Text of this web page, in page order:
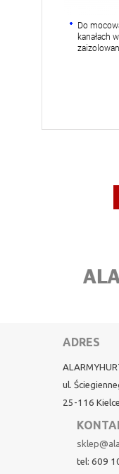
Do
kanałach
ADRES
ul.
25-116 Kielce
tel: 609